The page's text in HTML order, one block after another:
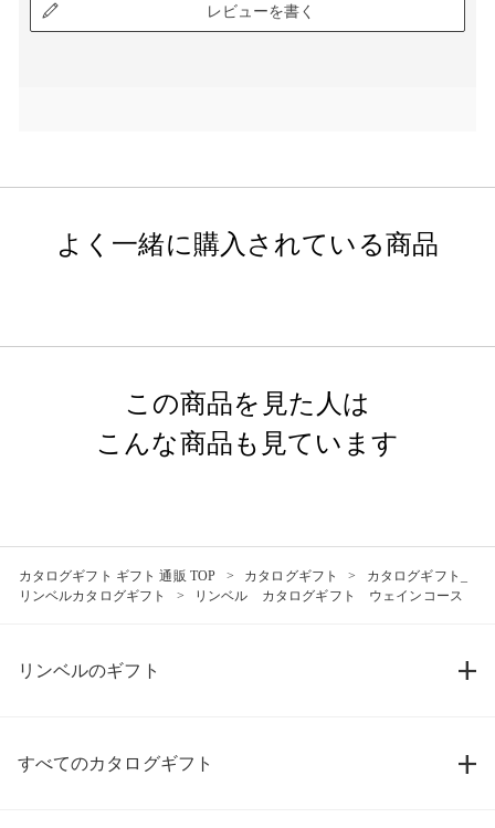
レビューを書く
よく一緒に購入されている商品
この商品を見た人は
こんな商品も見ています
カタログギフト ギフト 通販 TOP カタログギフト
カタログギフト_
リンベルカタログギフト
リンベル カタログギフト ウェインコース
リンベルのギフト
すべてのカタログギフト